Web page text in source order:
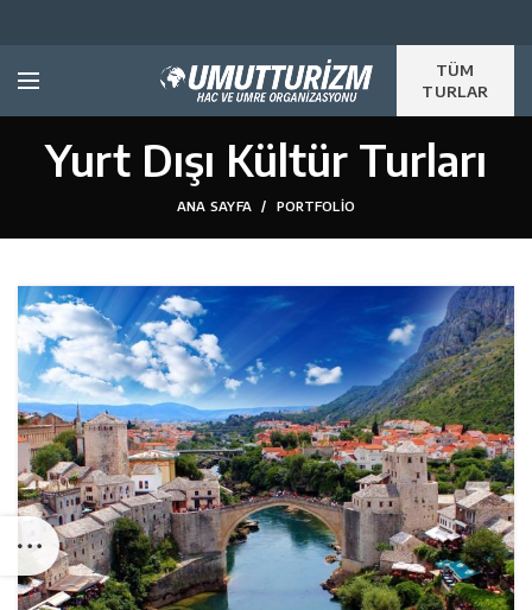
TÜM
TURLAR
Yurt Dışı Kültür Turları
ANA SAYFA PORTFOLIO